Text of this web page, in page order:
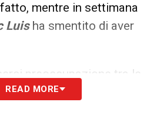
mentre in settimana
Luisha smentito di aver
preoccupazione tra le
tra società ed agenti del
READ MORE